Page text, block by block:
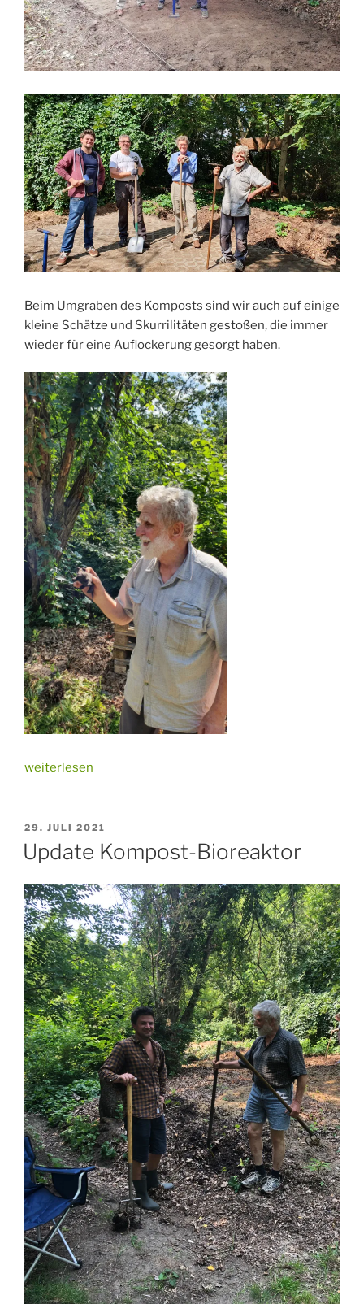
Beim Umgraben des Komposts sind wir auch auf einige
kleine Schätze und Skurrilitäten gestoßen, die immer
wieder für eine Auflockerung gesorgt haben.
„Update
2.0“
weiterlesen
VERÖFFENTLICHT
AM
29. JULI 2021
Update Kompost-Bioreaktor